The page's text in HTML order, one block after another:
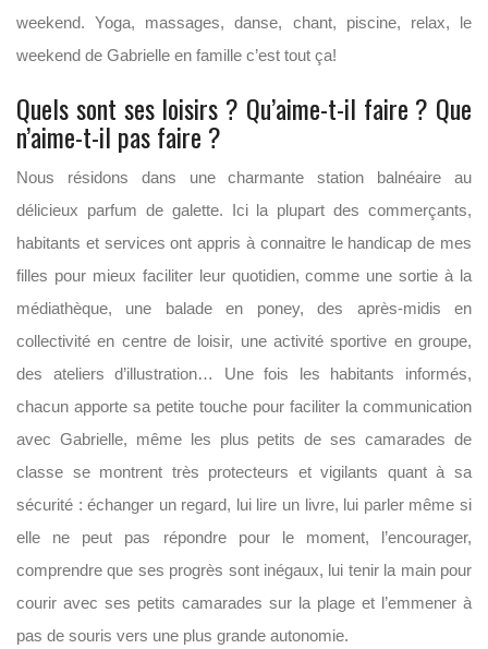
weekend. Yoga, massages, danse, chant, piscine, relax, le
weekend de Gabrielle en famille c’est tout ça!
Quels sont ses loisirs ? Qu’aime-t-il faire ? Que
n’aime-t-il pas faire ?
Nous résidons dans une charmante station balnéaire au
délicieux parfum de galette. Ici la plupart des commerçants,
habitants et services ont appris à connaitre le handicap de mes
filles pour mieux faciliter leur quotidien, comme une sortie à la
médiathèque, une balade en poney, des après-midis en
collectivité en centre de loisir, une activité sportive en groupe,
des ateliers d’illustration… Une fois les habitants informés,
chacun apporte sa petite touche pour faciliter la communication
avec Gabrielle, même les plus petits de ses camarades de
classe se montrent très protecteurs et vigilants quant à sa
sécurité : échanger un regard, lui lire un livre, lui parler même si
elle ne peut pas répondre pour le moment, l’encourager,
comprendre que ses progrès sont inégaux, lui tenir la main pour
courir avec ses petits camarades sur la plage et l’emmener à
pas de souris vers une plus grande autonomie.